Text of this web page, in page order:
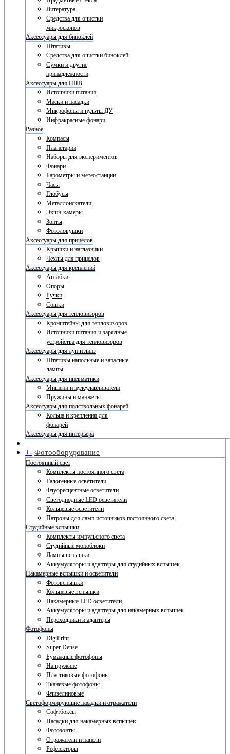
Литература
Средства для очистки
микроскопов
Аксессуары для биноклей
Штативы
Средства для очистки биноклей
Сумки и другие
принадлежности
Аксессуары для ПНВ
Источники питания
Маски и насадки
Микрофоны и пульты ДУ
Инфракрасные фонари
Разное
Компасы
Планетарии
Наборы для экспериментов
Фонари
Барометры и метеостанции
Часы
Глобусы
Металлоискатели
Экшн-камеры
Зонты
Фотоловушки
Аксессуары для прицелов
Крышки и наглазники
Чехлы для прицелов
Аксессуары для креплений
Антабки
Опоры
Ручки
Сошки
Аксессуары для тепловизоров
Кронштейны для тепловизоров
Источники питания и зарядные
устройства для тепловизоров
Аксессуары для луп и линз
Штативы напольные и запасные
лампы
Аксессуары для пневматики
Мишени и пулеулавливатели
Пружины и манжеты
Аксессуары для подствольных фонарей
Кольца и крепления для
фонарей
Аксессуары для интерьера
+- Фотооборудование
Постоянный свет
Комплекты постоянного света
Галогенные осветители
Флуоресцентные осветители
Светодиодные LED осветители
Кольцевые осветители
Патроны для ламп источников постоянного света
Студийные вспышки
Комплекты импульсного света
Студийные моноблоки
Лампы вспышки
Аккумуляторы и адаптеры для студийных вспышек
Накамерные вспышки и осветители
Фотовспышки
Кольцевые вспышки
Накамерные LED осветители
Аккумуляторы и адаптеры для накамерных вспышек
Переходники и адаптеры
Фотофоны
DigiPrint
Super Dense
Бумажные фотофоны
На пружине
Пластиковые фотофоны
Тканевые фотофоны
Флизелиновые
Светоформирующие насадки и отражатели
Софтбоксы
Насадки для накамерных вспышек
Фотозонты
Отражатели и панели
Рефлекторы